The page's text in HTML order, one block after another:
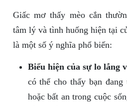
Giấc mơ thấy mèo cắn
tâm lý và tình huống hiện tại
là một số ý nghĩa phổ biến:
Biểu hiện của sự lo lắng
có thể cho thấy bạn
hoặc bất an trong cuộc